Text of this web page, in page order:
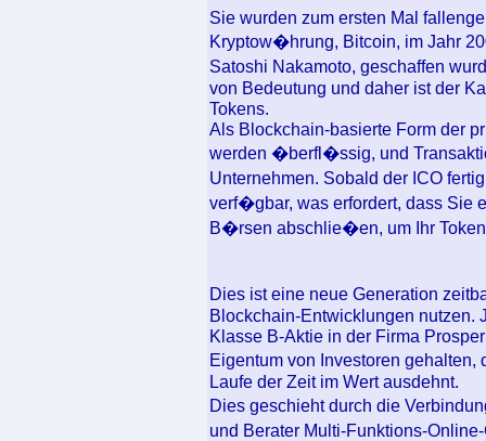
Sie wurden zum ersten Mal
Kryptow�hrung, Bitcoin, im Jahr
Satoshi Nakamoto, geschaffen
von Bedeutung und daher ist der
Tokens.
Als Blockchain-basierte Form der
werden �berfl�ssig, und
Unternehmen. Sobald der ICO
verf�gbar, was erfordert, dass
B�rsen abschlie�en, um Ihr
Dies ist eine neue Generation
Blockchain-Entwicklungen nutzen.
Klasse B-Aktie in der Firma
Eigentum von Investoren
Laufe der Zeit im Wert ausdehnt.
Dies geschieht durch die
und Berater Multi-Funktions-